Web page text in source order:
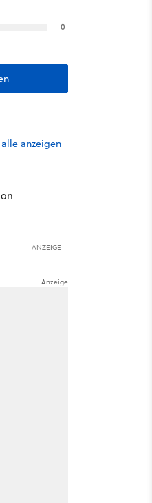
0
alle anzeigen
ANZEIGE